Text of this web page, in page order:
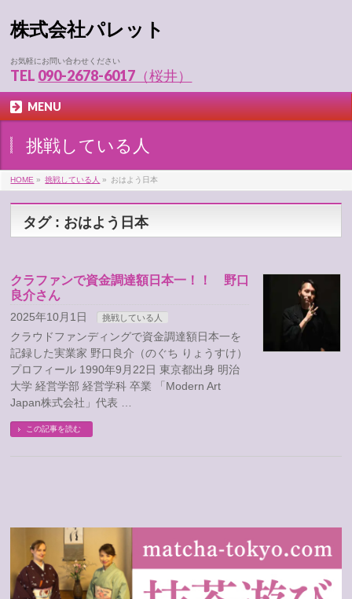
株式会社パレット
お気軽にお問い合わせください
TEL 090-2678-6017（桜井）
MENU
挑戦している人
HOME » 挑戦している人 » おはよう日本
タグ : おはよう日本
クラファンで資金調達額日本一！！ 野口
良介さん
2025年10月1日 挑戦している人
クラウドファンディングで資金調達額日本一を
記録した実業家 野口良介（のぐち りょうすけ）
プロフィール 1990年9月22日 東京都出身 明治
大学 経営学部 経営学科 卒業 「Modern Art
Japan株式会社」代表 …
この記事を読む